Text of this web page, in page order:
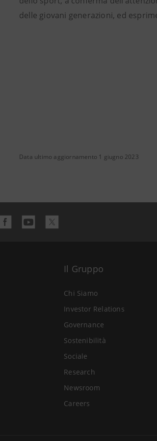
delle giovani generazioni, ed
Data ultimo aggiornamento 1 giugno 2023
Il Gruppo
Chi Siamo
Investor Relations
Governance
Sostenibilità
Sociale
Research
Newsroom
Careers